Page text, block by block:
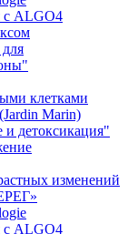
с ALGO4
клетками
Marin)
детоксикация"
изменений
с ALGO4